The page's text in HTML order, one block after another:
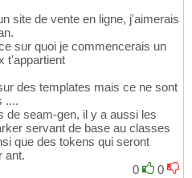
site de vente en ligne, j'aimerais
sur quoi je commencerais un
t'appartient
des templates mais ce ne sont
....
de seam-gen, il y a aussi les
servant de base au classes
que des tokens qui seront
ant.
0
0